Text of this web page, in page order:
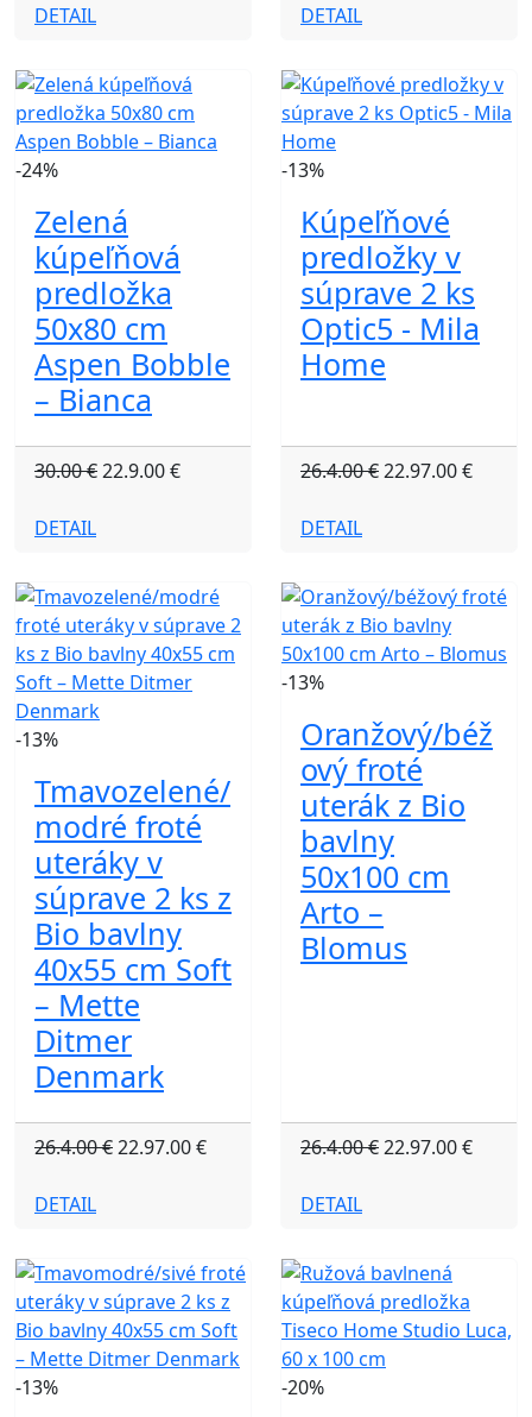
DETAIL DETAIL
-24%
Zelená
kúpeľňová
predložka
50x80 cm
Aspen Bobble
– Bianca
30.00 €22.9.00 €
DETAIL
-13%
Kúpeľňové
predložky v
súprave 2 ks
Optic5 - Mila
Home
26.4.00 €22.97.00 €
DETAIL
-13%
Tmavozelené/
modré froté
uteráky v
súprave 2 ks z
Bio bavlny
40x55 cm Soft
– Mette
Ditmer
Denmark
26.4.00 €22.97.00 €
DETAIL
-13%
Oranžový/béž
ový froté
uterák z Bio
bavlny
50x100 cm
Arto –
Blomus
26.4.00 €22.97.00 €
DETAIL
-13% -20%